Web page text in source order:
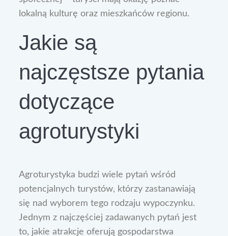
lokalną kulturę oraz mieszkańców regionu.
Jakie są
najczęstsze pytania
dotyczące
agroturystyki
Agroturystyka budzi wiele pytań wśród
potencjalnych turystów, którzy zastanawiają
się nad wyborem tego rodzaju wypoczynku.
Jednym z najczęściej zadawanych pytań jest
to, jakie atrakcje oferują gospodarstwa